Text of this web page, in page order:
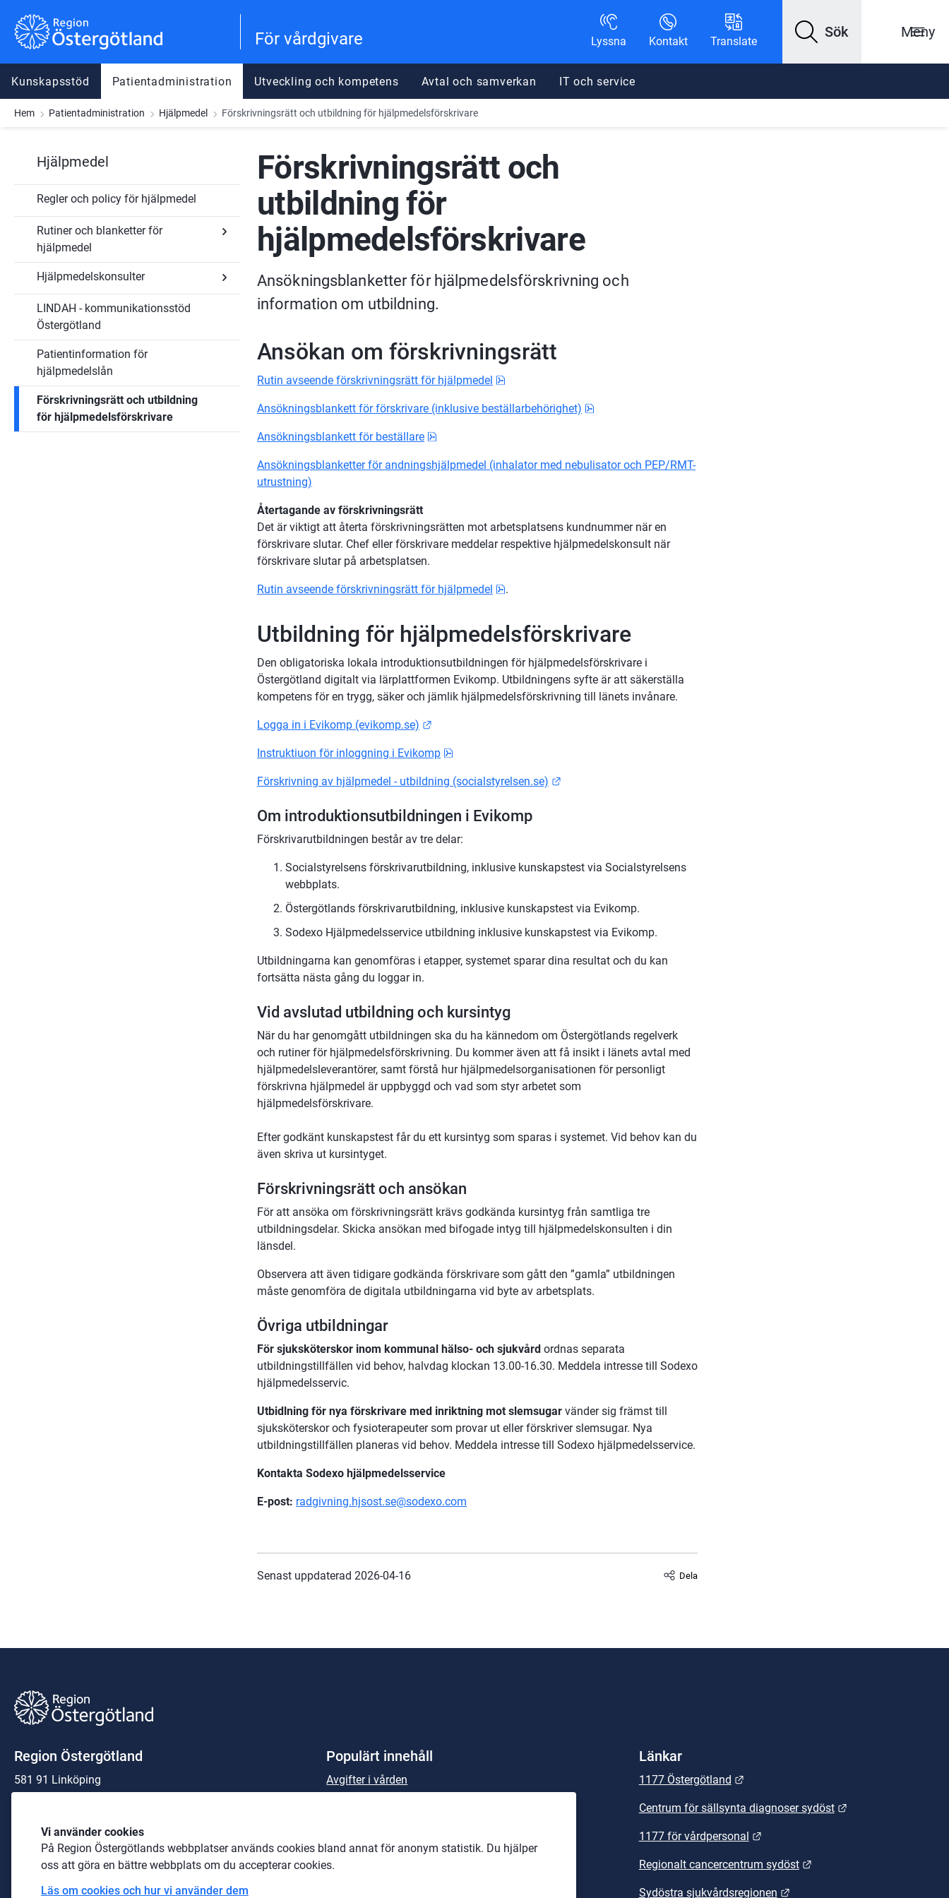
Vi använder cookies
På Region Östergötlands webbplatser används cookies bland annat för anonym statistik. Du hjälper
oss att göra en bättre webbplats om du accepterar cookies.
Läs om cookies och hur vi använder dem
Gå till innehåll
Gå till meny
Gå till sidfot
För vårdgivare Lyssna Kontakt Translate
Sök Meny
Kunskapsstöd Patientadministration Utveckling och kompetens Avtal och samverkan IT och service
Hem Patientadministration Hjälpmedel Förskrivningsrätt och utbildning för hjälpmedelsförskrivare
Hjälpmedel
Regler och policy för hjälpmedel
Rutiner och blanketter för
hjälpmedel
Undersidor
för
och
blanketter
Hjälpmedelskonsulter
Undersidor
LINDAH - kommunikationsstöd
Östergötland
Patientinformation för
hjälpmedelslån
Förskrivningsrätt och utbildning
för hjälpmedelsförskrivare
Förskrivningsrätt och
utbildning för
hjälpmedelsförskrivare
Ansökningsblanketter för hjälpmedelsförskrivning och
information om utbildning.
Ansökan om förskrivningsrätt
Rutin avseende förskrivningsrätt för hjälpmedel
Ansökningsblankett för förskrivare (inklusive beställarbehörighet)
Ansökningsblankett för beställare
Ansökningsblanketter för andningshjälpmedel (inhalator med nebulisator och PEP/RMT-
utrustning)
Återtagande av förskrivningsrätt
Det är viktigt att återta förskrivningsrätten mot arbetsplatsens kundnummer när en
förskrivare slutar. Chef eller förskrivare meddelar respektive hjälpmedelskonsult när
förskrivare slutar på arbetsplatsen.
Rutin avseende förskrivningsrätt för hjälpmedel pdf, 15.9 kB.
.
Utbildning för hjälpmedelsförskrivare
Den obligatoriska lokala introduktionsutbildningen för hjälpmedelsförskrivare i
Östergötland digitalt via lärplattformen Evikomp. Utbildningens syfte är att säkerställa
kompetens för en trygg, säker och jämlik hjälpmedelsförskrivning till länets invånare.
Logga in i Evikomp (evikomp.se)
Instruktiuon för inloggning i Evikomp
Förskrivning av hjälpmedel - utbildning (socialstyrelsen.se)
Om introduktionsutbildningen i Evikomp
Förskrivarutbildningen består av tre delar:
Socialstyrelsens förskrivarutbildning, inklusive kunskapstest via Socialstyrelsens
webbplats.
Östergötlands förskrivarutbildning, inklusive kunskapstest via Evikomp.
Sodexo Hjälpmedelsservice utbildning inklusive kunskapstest via Evikomp.
Utbildningarna kan genomföras i etapper, systemet sparar dina resultat och du kan
fortsätta nästa gång du loggar in.
Vid avslutad utbildning och kursintyg
När du har genomgått utbildningen ska du ha kännedom om Östergötlands regelverk
och rutiner för hjälpmedelsförskrivning. Du kommer även att få insikt i länets avtal med
hjälpmedelsleverantörer, samt förstå hur hjälpmedelsorganisationen för personligt
förskrivna hjälpmedel är uppbyggd och vad som styr arbetet som
hjälpmedelsförskrivare.
Efter godkänt kunskapstest får du ett kursintyg som sparas i systemet. Vid behov kan du
även skriva ut kursintyget.
Förskrivningsrätt och ansökan
För att ansöka om förskrivningsrätt krävs godkända kursintyg från samtliga tre
utbildningsdelar. Skicka ansökan med bifogade intyg till hjälpmedelskonsulten i din
länsdel.
Observera att även tidigare godkända förskrivare som gått den ”gamla” utbildningen
måste genomföra de digitala utbildningarna vid byte av arbetsplats.
Övriga utbildningar
För sjuksköterskor inom kommunal hälso- och sjukvård ordnas separata
utbildningstillfällen vid behov, halvdag klockan 13.00-16.30. Meddela intresse till Sodexo
hjälpmedelsservic.
Utbidlning för nya förskrivare med inriktning mot slemsugar vänder sig främst till
sjuksköterskor och fysioterapeuter som provar ut eller förskriver slemsugar. Nya
utbildningstillfällen planeras vid behov. Meddela intresse till Sodexo hjälpmedelsservice.
Kontakta Sodexo hjälpmedelsservice
E-post: radgivning.hjsost.se@sodexo.com
Senast uppdaterad 2026-04-16 Dela
Region Östergötland
581 91 Linköping
23 21 00-0040
010-103 00 00 (växel)
E-post: region@regionostergotland.se
Populärt innehåll
Avgifter i vården
Parkering för personal
Länkar
1177 Östergötland Länk till annan webbplats.
Centrum för sällsynta diagnoser sydöst Länk till annan
1177 för vårdpersonal Länk till annan webbplats.
Regionalt cancercentrum sydöst Länk till annan webbplats.
Sydöstra sjukvårdsregionen Länk till annan webbplats.